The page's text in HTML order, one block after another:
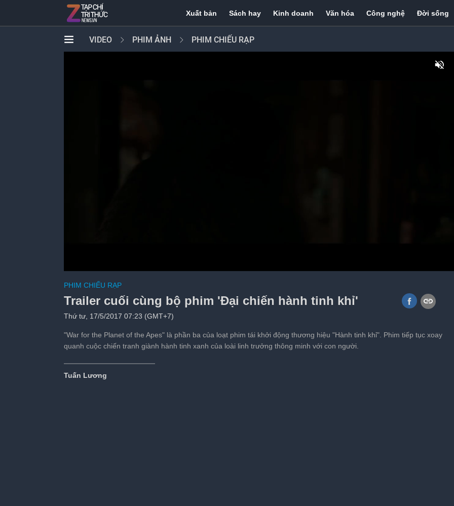
Xuất bản Sách hay Kinh doanh Văn hóa Công nghệ Đời sống
VIDEO PHIM ẢNH PHIM CHIẾU RẠP
'Mission: Impossible 7'
Tiếp theo sau:
PHIM CHIẾU RẠP
Trailer cuối cùng bộ phim 'Đại chiến hành tinh khỉ'
Thứ tư, 17/5/2017 07:23 (GMT+7)
"War for the Planet of the Apes" là phần ba của loạt phim tái khởi động thương hiệu "Hành tinh khỉ". Phim tiếp tục xoay
quanh cuộc chiến tranh giành hành tinh xanh của loài linh trưởng thông minh với con người.
Tuấn Lương